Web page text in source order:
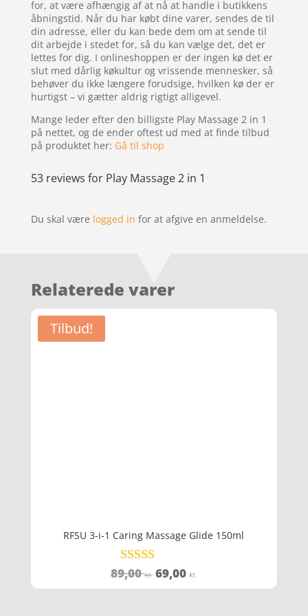
for, at være afhængig af at nå at handle i butikkens
åbningstid. Når du har købt dine varer, sendes de til
din adresse, eller du kan bede dem om at sende til
dit arbejde i stedet for, så du kan vælge det, det er
lettes for dig. I onlineshoppen er der ingen kø det er
slut med dårlig køkultur og vrissende mennesker, så
behøver du ikke længere forudsige, hvilken kø der er
hurtigst – vi gætter aldrig rigtigt alligevel.
Mange leder efter den billigste Play Massage 2 in 1
på nettet, og de ender oftest ud med at finde tilbud
på produktet her: Gå til shop
53 reviews for Play Massage 2 in 1
Du skal være logged in for at afgive en anmeldelse.
Relaterede varer
Tilbud!
RFSU 3-i-1 Caring Massage Glide 150ml
Vurderet
4.7
89,00kr. Den
oprindelige
69,00 kr.
aktuelle